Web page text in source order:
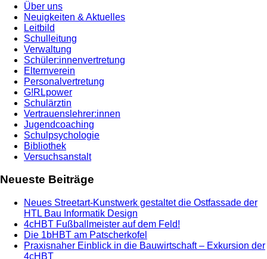
Über uns
Neuigkeiten & Aktuelles
Leitbild
Schulleitung
Verwaltung
Schüler:innenvertretung
Elternverein
Personalvertretung
G!RLpower
Schulärztin
Vertrauenslehrer:innen
Jugendcoaching
Schulpsychologie
Bibliothek
Versuchsanstalt
Neueste Beiträge
Neues Streetart-Kunstwerk gestaltet die Ostfassade der
HTL Bau Informatik Design
4cHBT Fußballmeister auf dem Feld!
Die 1bHBT am Patscherkofel
Praxisnaher Einblick in die Bauwirtschaft – Exkursion der
4cHBT